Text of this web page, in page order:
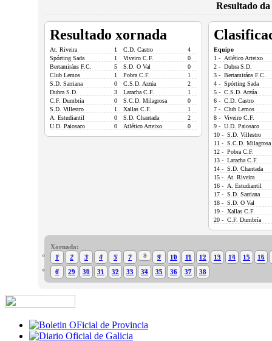
Resultado
Resultado xornada
At. Riveira 1 C.D. Castro
4
Spórting Sada
1 Viveiro C.F.
0
Bertamiráns F.C.
5 S.D. O Val
0
Club Lemos
1 Pobra C.F.
1
S.D. Sarriana
0 C.S.D. Arzúa
2
Dubra S.D.
3 Laracha C.F.
1
C.F. Dumbría
0 S.C.D. Milagrosa
0
S.D. Villestro
1 Xallas C.F.
1
A. Estudiantil
0 S.D. Chantada
2
U.D. Paiosaco
0 Atlético Arteixo 0
Equipo
1 - Atlético Arteixo
2 - Dubra S.D.
3 - Bertamiráns F.C.
4 - Spórting Sada
5 - C.S.D. Arzúa
6 - C.D. Castro
7 - Club Lemos
8 - Viveiro C.F.
9 - U.D. Paiosaco
10 - S.D. Villestro
11 - S.C.D. Milagrosa
12 - Pobra C.F.
13 - Laracha C.F.
14 - S.D. Chantada
15 - At. Riveira
16 - A. Estudiantil
17 - S.D. Sarriana
18 - S.D. O Val
19 - Xallas C.F.
20 - C.F. Dumbría
Xornada:
1
2 3 4 5 7 8 9 10 11 12 13 14 15
16
6
29 30 31 32 33 34 35 36 37 38